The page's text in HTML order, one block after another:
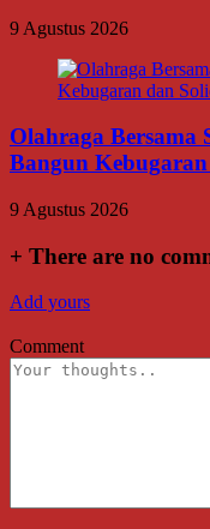
9 Agustus 2026
Olahraga Bersama
Bangun
9 Agustus 2026
+ There are no
Add yours
Comment